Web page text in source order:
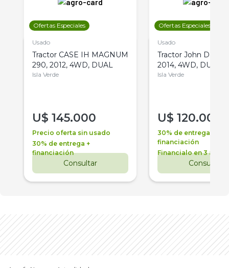
Ofertas Especiales
Usado
Tractor CASE IH MAGNUM
290, 2012, 4WD, DUAL
Isla Verde
U$ 145.000
Precio oferta sin usado
30% de entrega +
financiación
Consultar
Ofertas Especiales
Usado
Tractor John Deere
2014, 4WD, DUAL
Isla Verde
U$ 120.000
30% de entrega +
financiación
Financialo en 3 años
Consultar